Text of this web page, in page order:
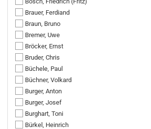
Brauer, Ferdiand
Braun, Bruno
Bremer, Uwe
Bröcker, Ernst
Bruder, Chris
Büchele, Paul
Büchner, Volkard
Burger, Anton
Burger, Josef
Burghart, Toni
Bürkel, Heinrich